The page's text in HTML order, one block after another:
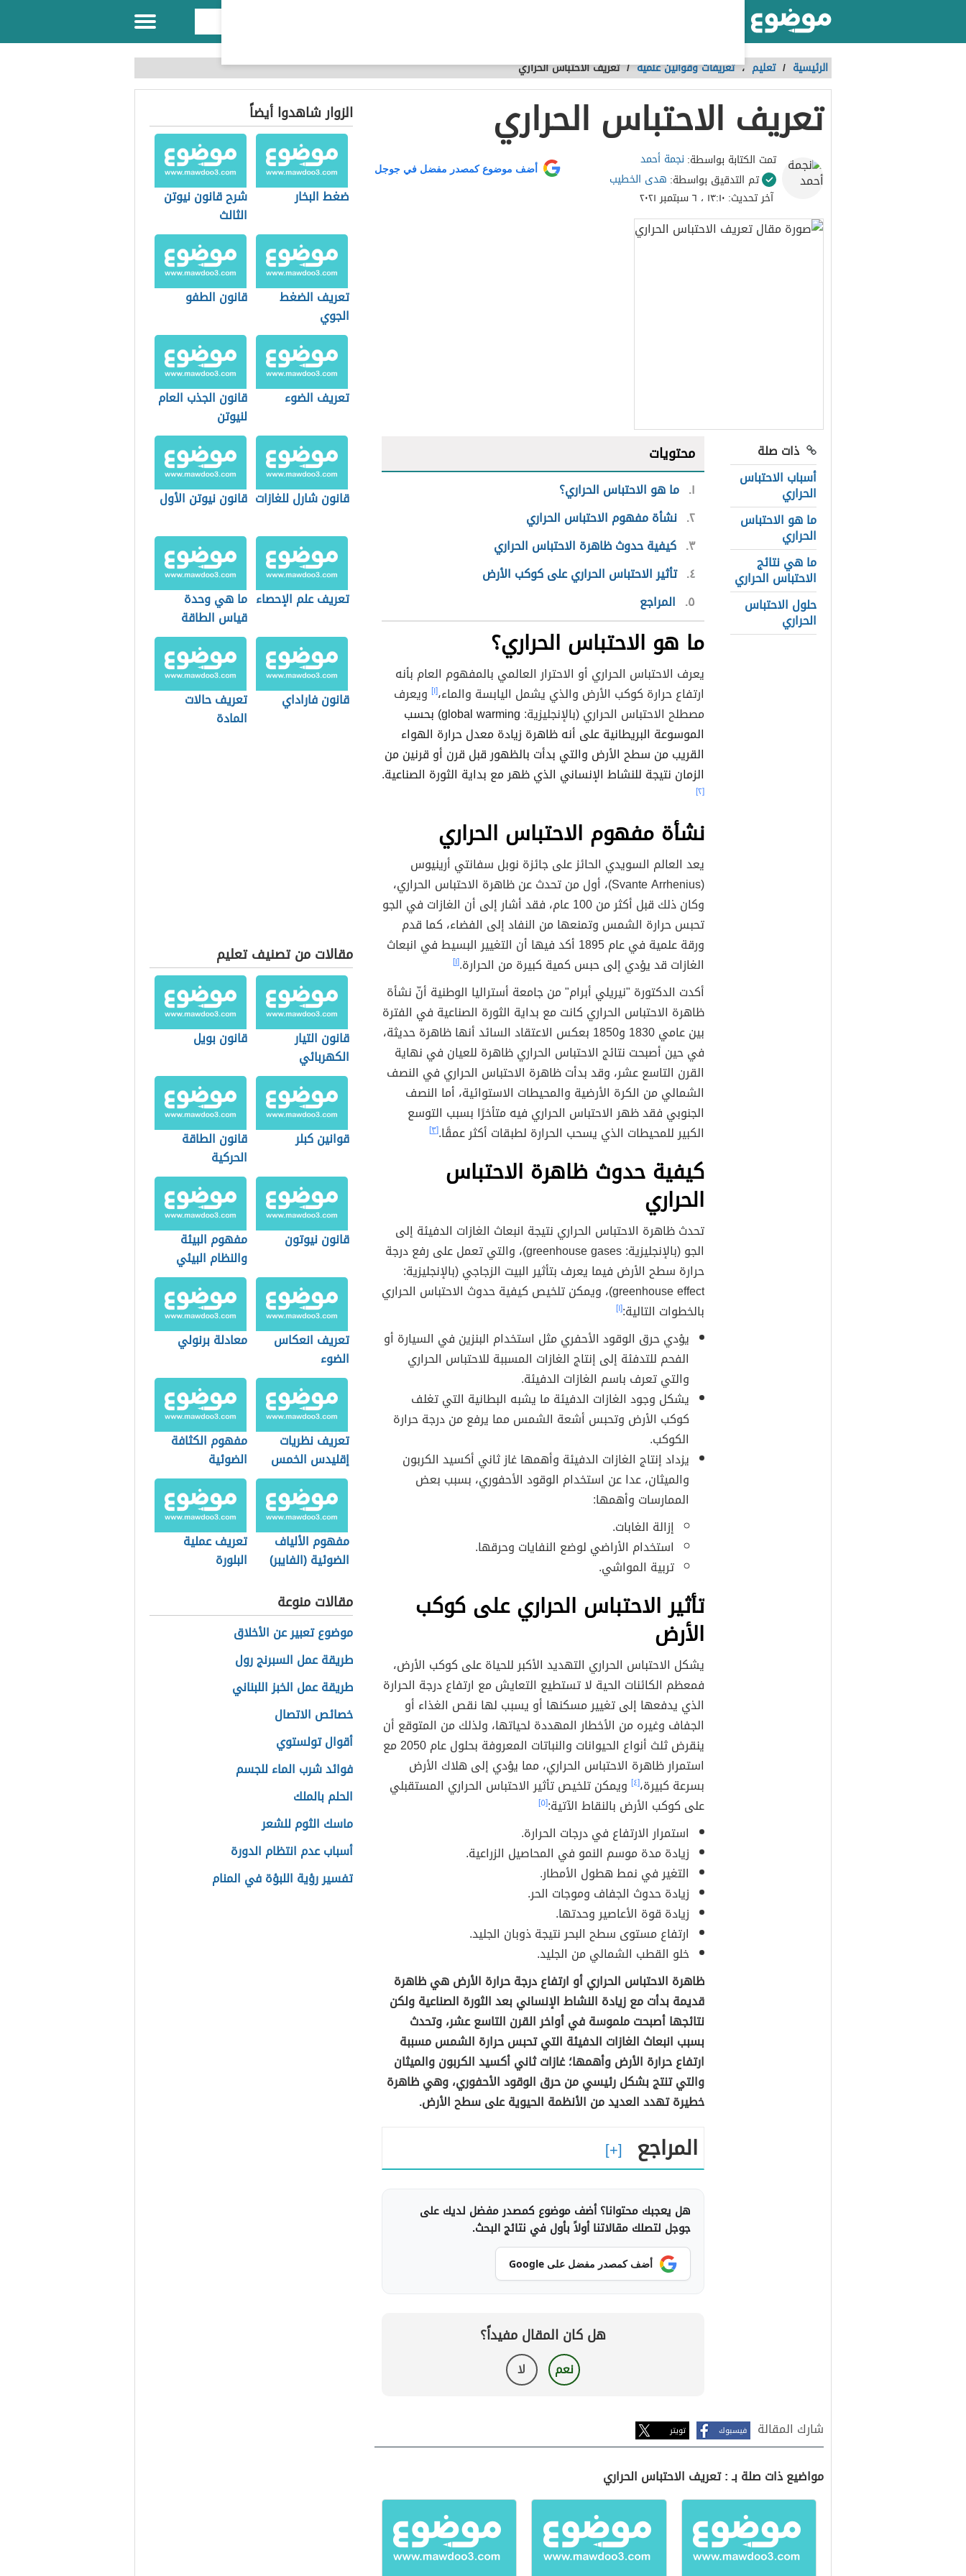
الرئيسية / تعليم ،تعريفات وقوانين علمية /تعريف الاحتباس الحراري
تعريف الاحتباس الحراري
تمت الكتابة بواسطة: نجمة أحمد
تم التدقيق بواسطة: هدى الخطيب
آخر تحديث: ١٣:١٠ ، ٦ سبتمبر ٢٠٢١
أضف موضوع كمصدر مفضل في جوجل
ذات صلة
أسباب الاحتباس
الحراري
ما هو الاحتباس
الحراري
ما هي نتائج
الاحتباس الحراري
حلول الاحتباس
الحراري
محتويات
١ ما هو الاحتباس الحراري؟
٢ نشأة مفهوم الاحتباس الحراري
٣ كيفية حدوث ظاهرة الاحتباس الحراري
٤ تأثير الاحتباس الحراري على كوكب الأرض
٥ المراجع
ما هو الاحتباس الحراري؟
يعرف الاحتباس الحراري أو الاحترار العالمي بالمفهوم العام بأنه
ارتفاع حرارة كوكب الأرض والذي يشمل اليابسة والماء،[١] ويعرف
مصطلح الاحتباس الحراري (بالإنجليزية:
global warming) بحسب
الموسوعة البريطانية على أنه ظاهرة زيادة معدل حرارة الهواء
القريب من سطح الأرض والتي بدأت بالظهور قبل قرن أو قرنين من
الزمان نتيجة للنشاط الإنساني الذي ظهر مع بداية الثورة الصناعية.
[٢]
نشأة مفهوم الاحتباس الحراري
يعد العالم السويدي الحائز على جائزة نوبل سفانتي أرينيوس
(Svante Arrhenius)، أول من تحدث عن ظاهرة الاحتباس الحراري،
وكان ذلك قبل أكثر من 100 عام،
فقد أشار إلى أن الغازات في الجو
تحبس حرارة الشمس وتمنعها من النفاد إلى الفضاء، كما قدم
ورقة علمية في عام 1895 أكد فيها أن التغيير البسيط في انبعاث
الغازات قد يؤدي إلى حبس كمية كبيرة من الحرارة.[١]
أكدت الدكتورة "نيريلي أبرام" من جامعة أستراليا الوطنية أنّ نشأة
ظاهرة الاحتباس الحراري كانت مع بداية الثورة الصناعية في الفترة
بين عامي 1830 و1850 بعكس الاعتقاد السائد أنها ظاهرة حديثة،
في حين أصبحت نتائج الاحتباس الحراري ظاهرة للعيان في نهاية
القرن التاسع عشر، وقد بدأت ظاهرة الاحتباس الحراري في النصف
الشمالي من الكرة الأرضية والمحيطات الاستوائية، أما النصف
الجنوبي فقد ظهر الاحتباس الحراري فيه متأخرًا بسبب التوسع
الكبير للمحيطات الذي يسحب الحرارة لطبقات أكثر عمقًا.[٣]
كيفية حدوث ظاهرة الاحتباس
الحراري
تحدث ظاهرة الاحتباس الحراري نتيجة انبعاث الغازات الدفيئة إلى
الجو (بالإنجليزية:
greenhouse gases)، والتي تعمل على رفع درجة
حرارة سطح الأرض فيما يعرف بتأثير البيت الزجاجي (بالإنجليزية:
greenhouse effect)، ويمكن تلخيص كيفية حدوث الاحتباس الحراري
بالخطوات التالية:[١]
يؤدي حرق الوقود الأحفري مثل استخدام البنزين في السيارة أو
الفحم للتدفئة إلى إنتاج الغازات المسببة للاحتباس الحراري
والتي تعرف باسم الغازات الدفيئة.
يشكل وجود الغازات الدفيئة ما يشبه البطانية التي تغلف
كوكب الأرض وتحبس أشعة الشمس مما يرفع من درجة حرارة
الكوكب.
يزداد إنتاج الغازات الدفيئة وأهمها غاز ثاني أكسيد الكربون
والميثان، عدا عن استخدام الوقود الأحفوري، بسبب بعض
الممارسات وأهمها:
إزالة الغابات.
استخدام الأراضي لوضع النفايات وحرقها.
تربية المواشي.
تأثير الاحتباس الحراري على كوكب
الأرض
يشكل الاحتباس الحراري التهديد الأكبر للحياة على كوكب الأرض،
فمعظم الكائنات الحية لا تستطيع التعايش مع ارتفاع درجة الحرارة
الذي يدفعها إلى تغيير مسكنها أو يسبب لها نقص الغذاء أو
الجفاف وغيره من الأخطار المهددة لحياتها، ولذلك من المتوقع أن
ينقرض ثلث أنواع الحيوانات والنباتات المعروفة بحلول عام 2050 مع
استمرار ظاهرة الاحتباس الحراري، مما يؤدي إلى هلاك الأرض
بسرعة كبيرة،[٤]
ويمكن تلخيص تأثير الاحتباس الحراري المستقبلي
على كوكب الأرض بالنقاط الآتية:[٥]
استمرار الارتفاع في درجات الحرارة.
زيادة مدة موسم النمو في المحاصيل الزراعية.
التغير في نمط هطول الأمطار.
زيادة حدوث الجفاف وموجات الحر.
زيادة قوة الأعاصير وحدتها.
ارتفاع مستوى سطح البحر نتيجة ذوبان الجليد.
خلو القطب الشمالي من الجليد.
ظاهرة الاحتباس الحراري أو ارتفاع درجة حرارة الأرض هي ظاهرة
قديمة بدأت مع زيادة النشاط الإنساني بعد الثورة الصناعية ولكن
نتائجها أصبحت ملموسة في أواخر القرن التاسع عشر، وتحدث
بسبب انبعاث الغازات الدفيئة التي تحبس حرارة الشمس مسببة
ارتفاع حرارة الأرض وأهمها؛ غازات ثاني أكسيد الكربون والميثان
والتي تنتج بشكل رئيسي من حرق الوقود الأحفوري، وهي ظاهرة
خطيرة تهدد العديد من الأنظمة الحيوية على سطح الأرض.
المراجع
هل يعجبك محتوانا؟ أضف موضوع كمصدر مفضل لديك على
جوجل لتصلك مقالاتنا أولاً بأول في نتائج البحث.
أضف كمصدر مفضل على Google
هل كان المقال مفيداً؟
نعم لا
شارك المقالة فيسبوك تويتر
مواضيع ذات صلة بـ : تعريف الاحتباس الحراري
الزوار شاهدوا أيضاً
ضغط البخار
شرح قانون نيوتن
الثالث
تعريف الضغط
الجوي
قانون الطفو
تعريف الضوء
قانون الجذب العام
لنيوتن
قانون شارل للغازات قانون نيوتن الأول
تعريف علم الإحصاء ما هي وحدة
قياس الطاقة
قانون فاراداي
تعريف حالات
المادة
مقالات من تصنيف تعليم
قانون التيار
الكهربائي
قانون بويل
قوانين كبلر
قانون الطاقة
الحركية
قانون نیوتون
مفهوم البيئة
والنظام البيئي
تعريف انعكاس
الضوء
معادلة برنولي
تعريف نظريات
إقليدس الخمس
مفهوم الكثافة
الضوئية
مفهوم الألياف
الضوئية (الفايبر)
تعريف عملية
البلورة
مقالات منوعة
موضوع تعبير عن الأخلاق
طريقة عمل السبرنج رول
طريقة عمل الخبز اللبناني
خصائص الاتصال
أقوال تولستوي
فوائد شرب الماء للجسم
الحلم بالملك
ماسك الثوم للشعر
أسباب عدم انتظام الدورة
تفسير رؤية اللبؤة في المنام